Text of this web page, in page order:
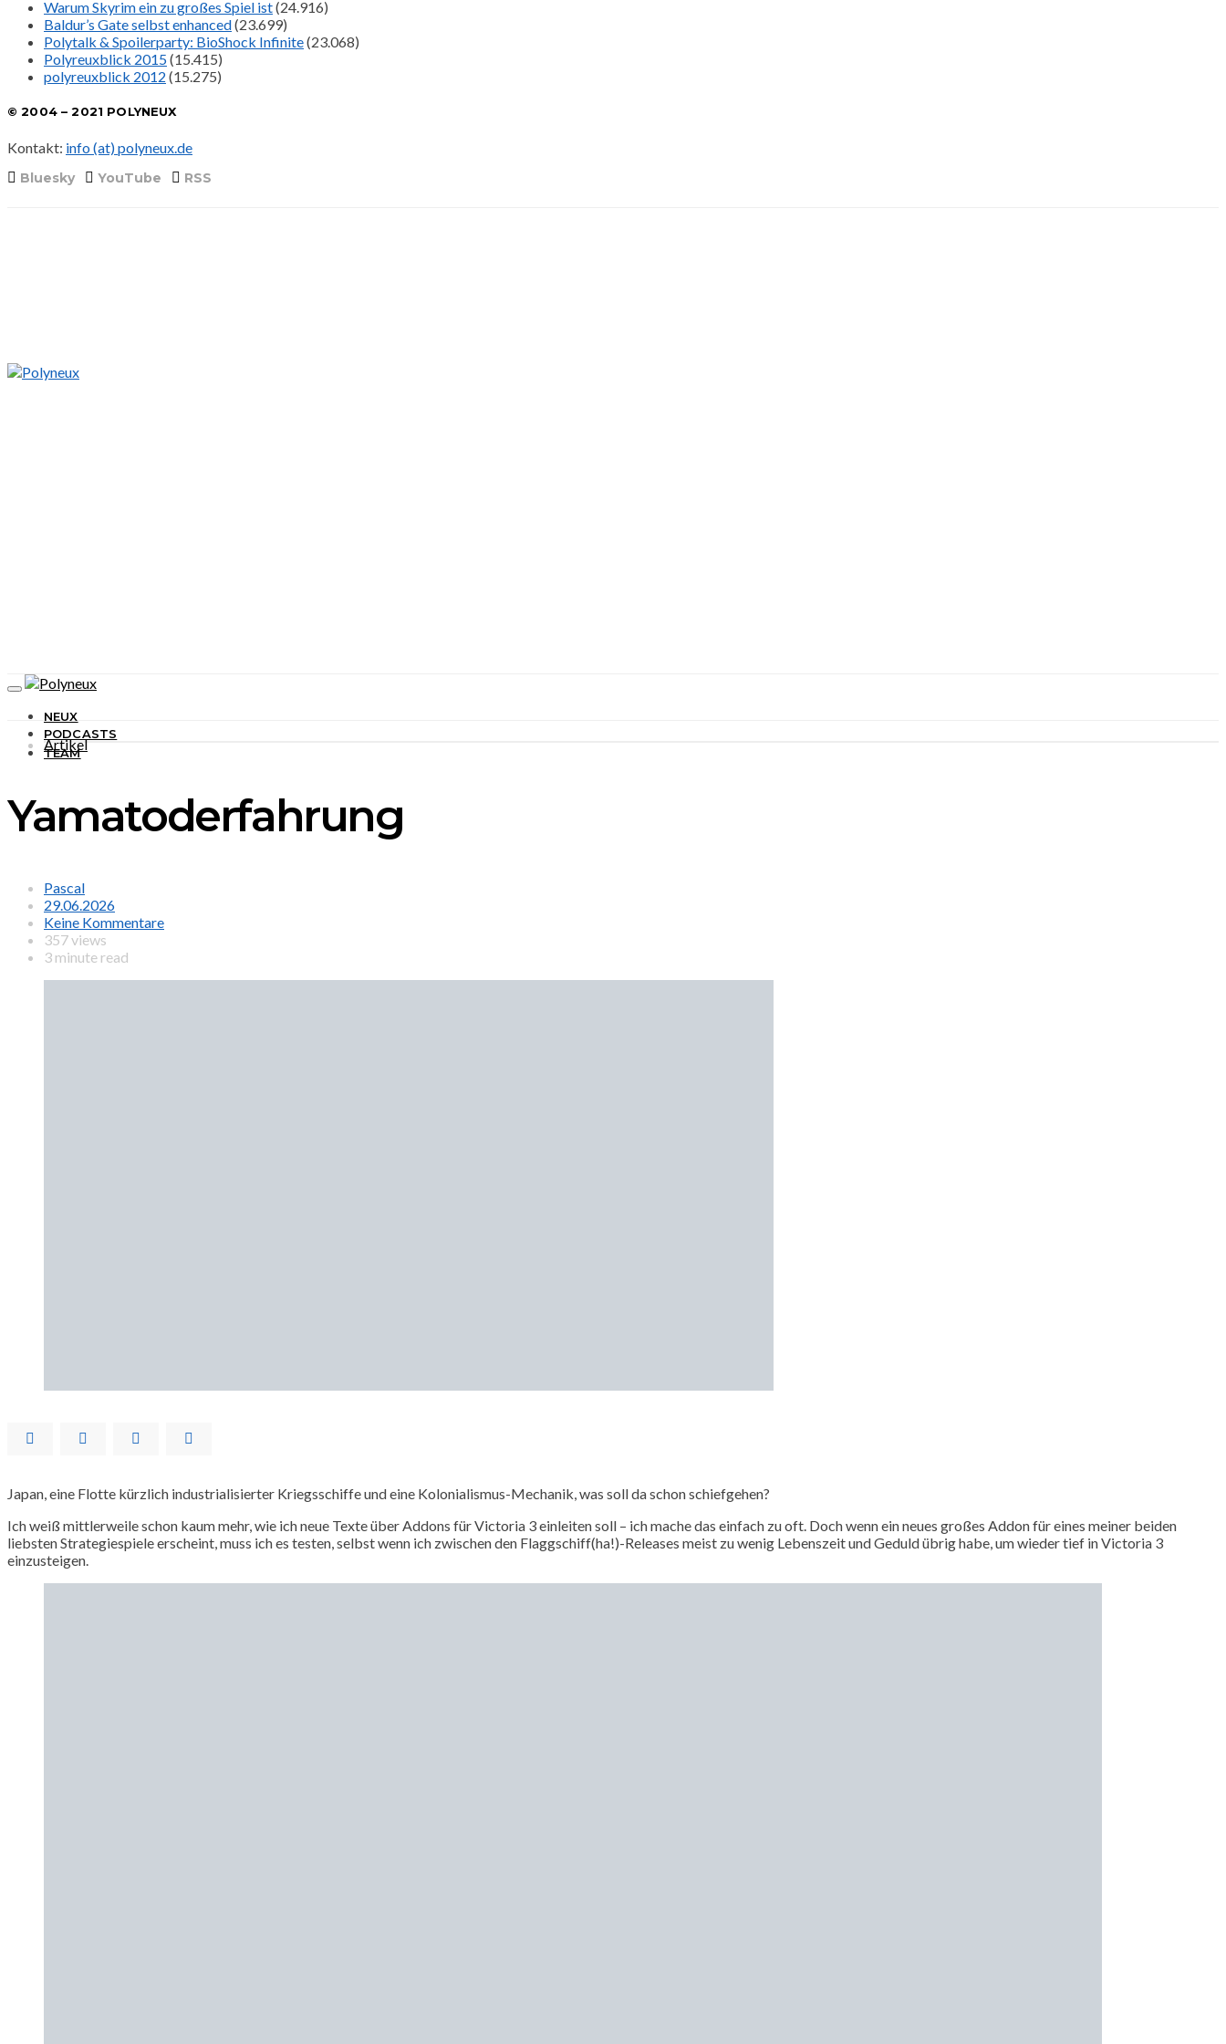
Warum Skyrim ein zu großes Spiel ist(24.916)
Baldur’s Gate selbst enhanced(23.699)
Polytalk & Spoilerparty: BioShock Infinite(23.068)
Polyreuxblick 2015(15.415)
polyreuxblick 2012 (15.275)
© 2004 – 2021 POLYNEUX
Kontakt: info (at) polyneux.de
Bluesky YouTube RSS
NEUX
PODCASTS
TEAM
Artikel
Yamatoderfahrung
Pascal
29.06.2026
Keine Kommentare
357 views
3 minute read
Japan, eine Flotte kürzlich industrialisierter Kriegsschiffe und eine Kolonialismus-Mechanik, was soll da schon schiefgehen?
Ich weiß mittlerweile schon kaum mehr, wie ich neue Texte über Addons für Victoria 3 einleiten soll – ich mache das einfach zu oft. Doch wenn ein neues großes Addon für eines meiner beiden
liebsten Strategiespiele erscheint, muss ich es testen, selbst wenn ich zwischen den Flaggschiff(ha!)-Releases meist zu wenig Lebenszeit und Geduld übrig habe, um wieder tief in Victoria 3
einzusteigen.